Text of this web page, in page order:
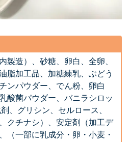
製造）、砂糖、卵白、全卵、
脂加工品、加糖練乳、ぶどう
ンパウダー、でん粉、卵白
酸菌パウダー、バニラシロッ
、グリシン、セルロース、
クチナシ）、安定剤（加工デ
（一部に乳成分・卵・小麦・